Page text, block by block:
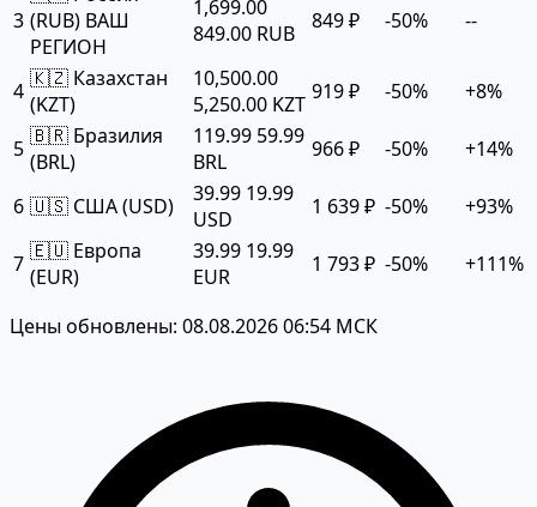
3 (RUB) ВАШ
РЕГИОН
1,699.00
849.00 RUB
849 ₽ -50% --
4 🇰🇿 Казахстан
(KZT)
10,500.00
5,250.00 KZT 919 ₽ -50% +8%
5 🇧🇷 Бразилия
(BRL)
119.99 59.99
BRL
966 ₽ -50% +14%
6 🇺🇸 США (USD) 39.99 19.99
USD
1 639 ₽ -50% +93%
7 🇪🇺 Европа
(EUR)
39.99 19.99
EUR
1 793 ₽ -50% +111%
Цены обновлены: 08.08.2026 06:54 МСК